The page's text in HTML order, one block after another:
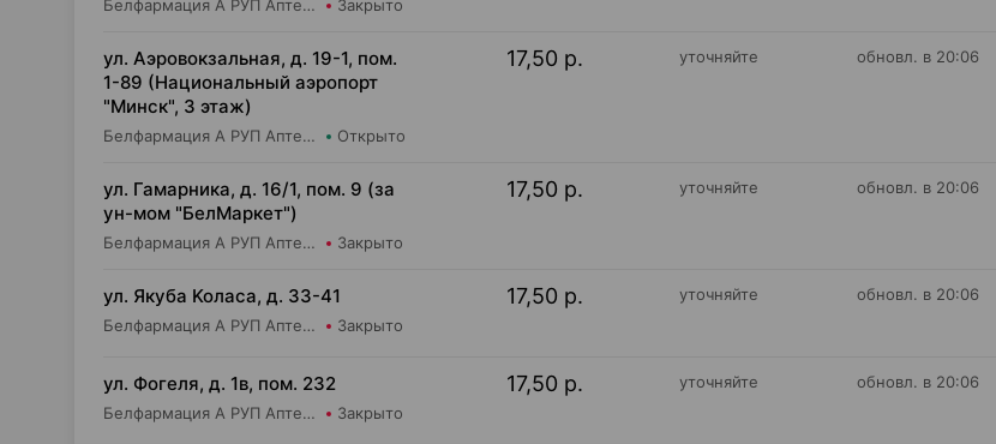
Белфармация А РУП Аптека №104 Закрыто
ул. Аэровокзальная, д. 19-1, пом.
1-89 (Национальный аэропорт
"Минск", 3 этаж)
Белфармация А РУП Аптека №54 Открыто
17,50 р. уточняйте обновл. в 20:06
ул. Гамарника, д. 16/1, пом. 9 (за
ун-мом "БелМаркет")
Белфармация А РУП Аптека №61 Закрыто
17,50 р. уточняйте обновл. в 20:06
ул. Якуба Koлaca, д. 33-41
Белфармация А РУП Аптека №32 Закрыто
17,50 р. уточняйте обновл. в 20:06
ул. Фогеля, д. 1в, пом. 232
Белфармация А РУП Аптека №37 Закрыто
17,50 р. уточняйте обновл. в 20:06